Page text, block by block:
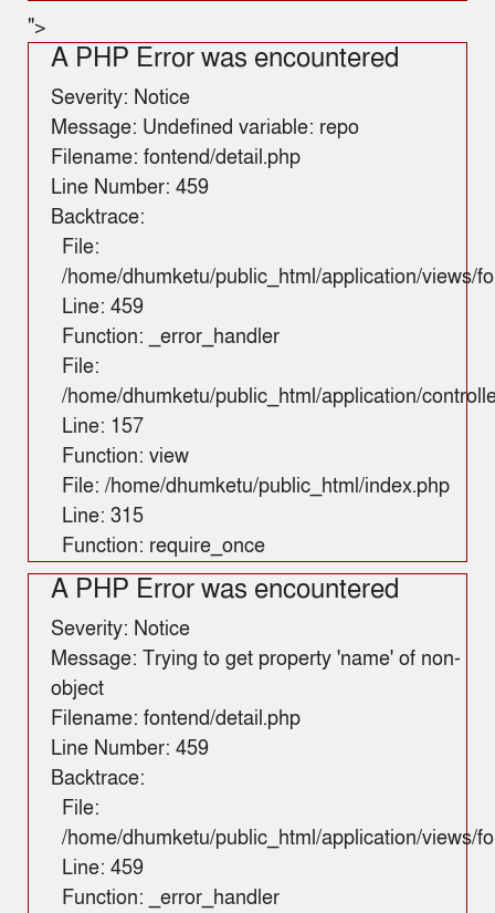
">
A PHP Error was encountered
Severity: Notice
Message: Undefined variable: repo
Filename: fontend/detail.php
Line Number: 459
Backtrace:
File:
/home/dhumketu/public_html/application/views/
Line: 459
Function: _error_handler
File:
/home/dhumketu/public_html/application/
Line: 157
Function: view
File: /home/dhumketu/public_html/index.php
Line: 315
Function: require_once
A PHP Error was encountered
Severity: Notice
Message: Trying to get property 'name' of non-
object
Filename: fontend/detail.php
Line Number: 459
Backtrace:
File:
/home/dhumketu/public_html/application/views/
Line: 459
Function: _error_handler